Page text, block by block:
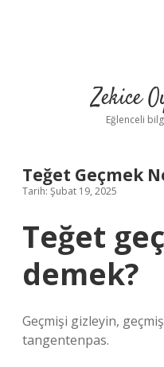
Zekice
Eğlenceli
Teğet Geçmek
Tarih: Şubat 19, 2025
Teğet
demek?
Geçmişi gizleyin,
tangentenpas.